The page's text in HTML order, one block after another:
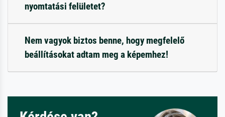
nyomtatási felületet?
Nem vagyok biztos benne, hogy megfelelő
beállításokat adtam meg a képemhez!